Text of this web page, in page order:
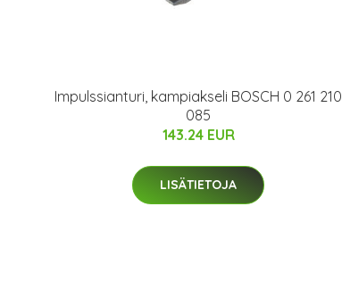
Impulssianturi, kampiakseli BOSCH 0 261 210
085
143.24 EUR
LISÄTIETOJA